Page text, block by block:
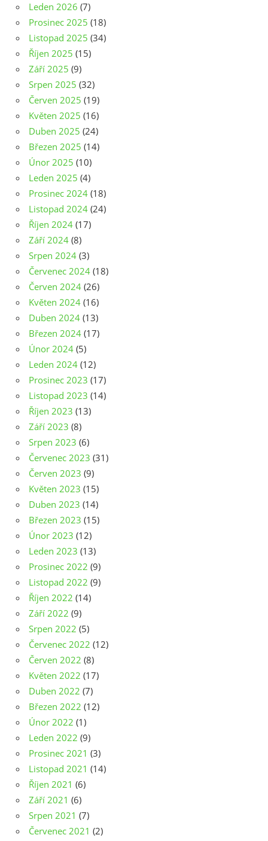
Leden 2026 (7)
Prosinec 2025 (18)
Listopad 2025 (34)
Říjen 2025 (15)
Září 2025 (9)
Srpen 2025 (32)
Červen 2025 (19)
Květen 2025 (16)
Duben 2025 (24)
Březen 2025 (14)
Únor 2025 (10)
Leden 2025 (4)
Prosinec 2024 (18)
Listopad 2024 (24)
Říjen 2024 (17)
Září 2024 (8)
Srpen 2024 (3)
Červenec 2024 (18)
Červen 2024 (26)
Květen 2024 (16)
Duben 2024 (13)
Březen 2024 (17)
Únor 2024 (5)
Leden 2024 (12)
Prosinec 2023 (17)
Listopad 2023 (14)
Říjen 2023 (13)
Září 2023 (8)
Srpen 2023 (6)
Červenec 2023 (31)
Červen 2023 (9)
Květen 2023 (15)
Duben 2023 (14)
Březen 2023 (15)
Únor 2023 (12)
Leden 2023 (13)
Prosinec 2022 (9)
Listopad 2022 (9)
Říjen 2022 (14)
Září 2022 (9)
Srpen 2022 (5)
Červenec 2022 (12)
Červen 2022 (8)
Květen 2022 (17)
Duben 2022 (7)
Březen 2022 (12)
Únor 2022 (1)
Leden 2022 (9)
Prosinec 2021 (3)
Listopad 2021 (14)
Říjen 2021 (6)
Září 2021 (6)
Srpen 2021 (7)
Červenec 2021 (2)